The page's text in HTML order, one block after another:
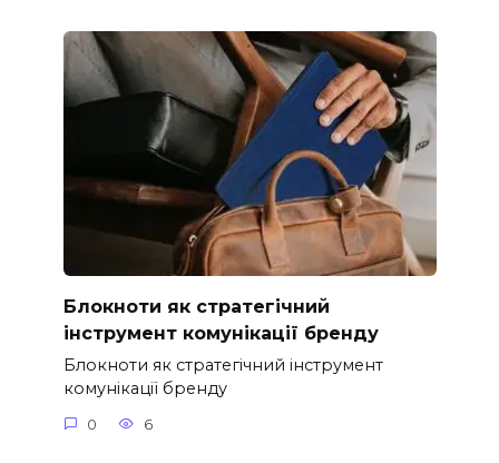
Блокноти як стратегічний
інструмент комунікації бренду
Блокноти як стратегічний інструмент
комунікації бренду
0 6